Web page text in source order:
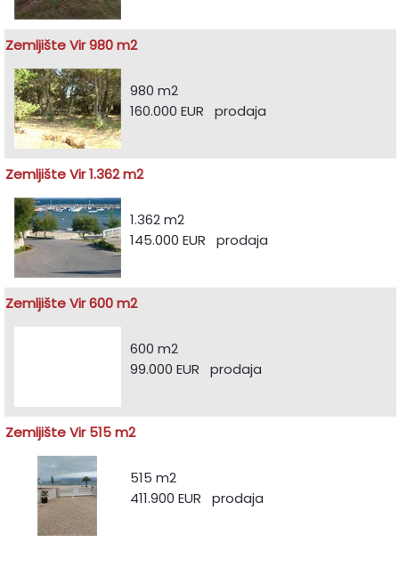
Zemljište Vir 980 m2
980 m2
160.000 EUR prodaja
Zemljište Vir 1.362 m2
1.362 m2
145.000 EUR prodaja
Zemljište Vir 600 m2
600 m2
99.000 EUR prodaja
Zemljište Vir 515 m2
515 m2
411.900 EUR prodaja